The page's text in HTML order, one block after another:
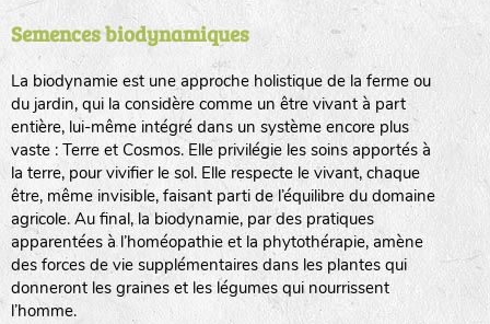
Semences biodynamiques
La biodynamie est une approche holistique de la ferme ou
du jardin, qui la considère comme un être vivant à part
entière, lui-même intégré dans un système encore plus
vaste : Terre et Cosmos. Elle privilégie les soins apportés à
la terre, pour vivifier le sol. Elle respecte le vivant, chaque
être, même invisible, faisant parti de l’équilibre du domaine
agricole. Au final, la biodynamie, par des pratiques
apparentées à l’homéopathie et la phytothérapie, amène
des forces de vie supplémentaires dans les plantes qui
donneront les graines et les légumes qui nourrissent
l’homme.
LA RÉFÉRENCE :F BEL20BPA1A (en haut à gauche)
F : Fleurs.
Les autres catégories étant :
animaux sauvages
biodiversité cultivée